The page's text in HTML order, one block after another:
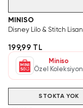
MINISO
199,99 TL
Miniso
Özel Koleksiyon
STOKTA YOK